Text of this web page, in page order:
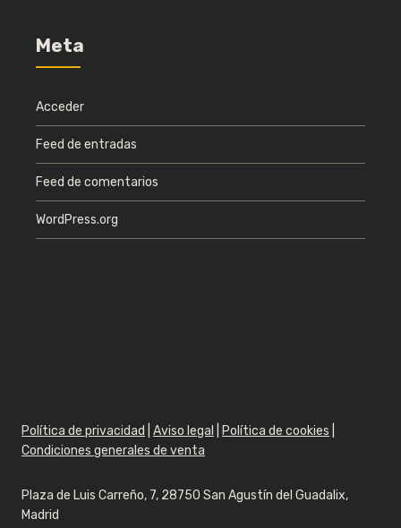
Meta
Acceder
Feed de entradas
Feed de comentarios
WordPress.org
Política de privacidad |Aviso legal Política de cookies
Condiciones generales de venta
Plaza de Luis Carreño, 7, 28750 San Agustín del Guadalix,
Madrid